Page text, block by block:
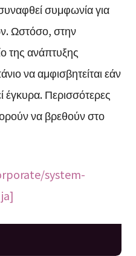
συμφωνία για
Ωστόσο, στην
της ανάπτυξης
να αμφισβητείται εάν
έγκυρα. Περισσότερες
να βρεθούν στο
system-